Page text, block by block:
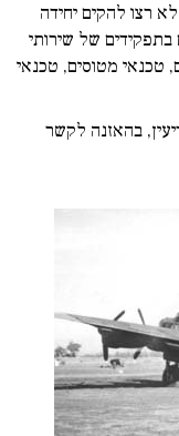
רצו להקים יחידה
בתפקידים של שירותי
טכנאי מטוסים, טכנאי
בהאזנה לקשר